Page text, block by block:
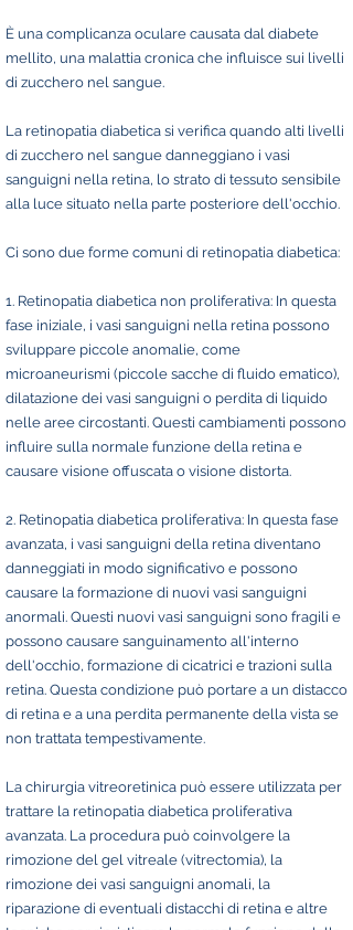
È una complicanza oculare causata dal diabete
mellito, una malattia cronica che influisce sui livelli
di zucchero nel sangue.
La retinopatia diabetica si verifica quando alti livelli
di zucchero nel sangue danneggiano i vasi
sanguigni nella retina, lo strato di tessuto sensibile
alla luce situato nella parte posteriore dell'occhio.
Ci sono due forme comuni di retinopatia diabetica:
1. Retinopatia diabetica non proliferativa: In questa
fase iniziale, i vasi sanguigni nella retina possono
sviluppare piccole anomalie, come
microaneurismi (piccole sacche di fluido ematico),
dilatazione dei vasi sanguigni o perdita di liquido
nelle aree circostanti. Questi cambiamenti possono
influire sulla normale funzione della retina e
causare visione offuscata o visione distorta.
2. Retinopatia diabetica proliferativa: In questa fase
avanzata, i vasi sanguigni della retina diventano
danneggiati in modo significativo e possono
causare la formazione di nuovi vasi sanguigni
anormali. Questi nuovi vasi sanguigni sono fragili e
possono causare sanguinamento all'interno
dell'occhio, formazione di cicatrici e trazioni sulla
retina. Questa condizione può portare a un distacco
di retina e a una perdita permanente della vista se
non trattata tempestivamente.
La chirurgia vitreoretinica può essere utilizzata per
trattare la retinopatia diabetica proliferativa
avanzata. La procedura può coinvolgere la
rimozione del gel vitreale (vitrectomia), la
rimozione dei vasi sanguigni anomali, la
riparazione di eventuali distacchi di retina e altre